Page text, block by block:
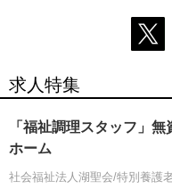
求人特集
「福祉調理スタッフ」
ホーム
社会福祉法人湖聖会/特別養護